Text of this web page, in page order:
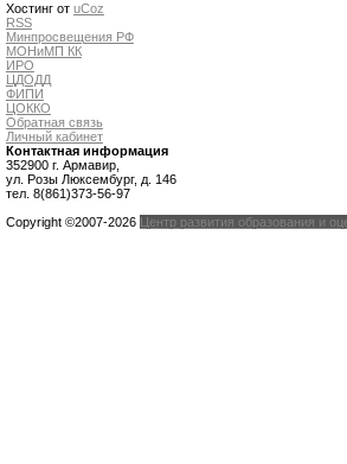
Хостинг от uCoz
RSS
Минпросвещения РФ
МОНиМП КК
ИРО
ЦДОДД
ФИПИ
ЦОККО
Обратная связь
Личный кабинет
Контактная информация
352900 г. Армавир,
ул. Розы Люксембург, д. 146
тел. 8(861)373-56-97
Copyright ©2007-2026 Центр развития образования и